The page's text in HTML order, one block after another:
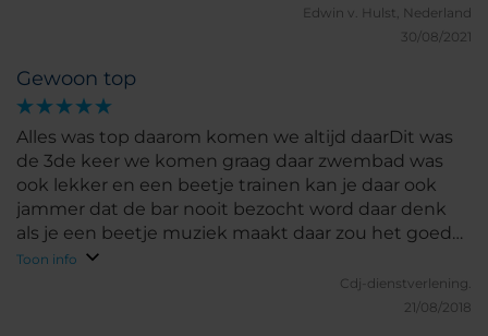
Edwin v. Hulst, Nederland
30/08/2021
Gewoon top
Alles was top daarom komen we altijd daarDit was
de 3de keer we komen graag daar zwembad was
ook lekker en een beetje trainen kan je daar ook
jammer dat de bar nooit bezocht word daar denk
als je een beetje muziek maakt daar zou het goed
lopen
Toon info
Cdj-dienstverlening.
21/08/2018